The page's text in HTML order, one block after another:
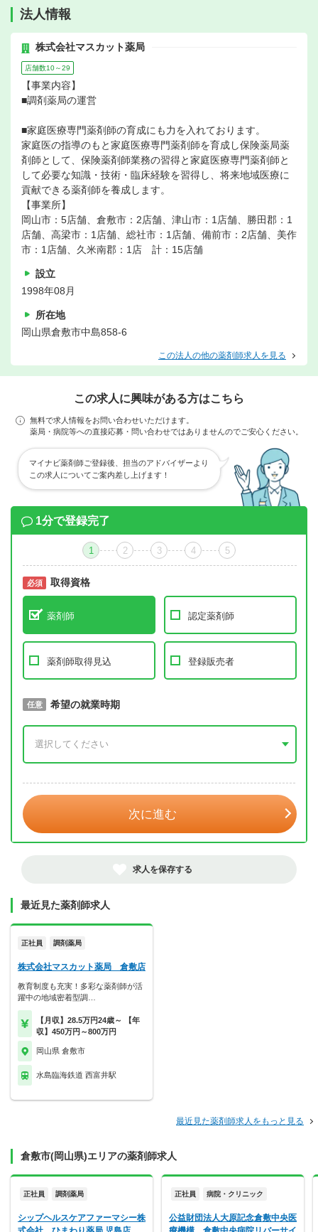
法人情報
株式会社マスカット薬局
店舗数10～29
【事業内容】
■調剤薬局の運営
■家庭医療専門薬剤師の育成にも力を入れております。
家庭医の指導のもと家庭医療専門薬剤師を育成し保険薬局薬
剤師として、保険薬剤師業務の習得と家庭医療専門薬剤師と
して必要な知識・技術・臨床経験を習得し、将来地域医療に
貢献できる薬剤師を養成します。
【事業所】
岡山市：5店舗、倉敷市：2店舗、津山市：1店舗、勝田郡：1
店舗、高梁市：1店舗、総社市：1店舗、備前市：2店舗、美作
市：1店舗、久米南郡：1店 計：15店舗
設立
1998年08月
所在地
岡山県倉敷市中島858-6
この法人の他の薬剤師求人を見る
この求人に興味がある方はこちら
無料で求人情報をお問い合わせいただけます。
薬局・病院等への直接応募・問い合わせではありませんのでご安心ください。
マイナビ薬剤師ご登録後、担当のアドバイザーより
この求人についてご案内差し上げます！
1分で登録完了
1 2 3 4 5
必須 取得資格
薬剤師 認定薬剤師
薬剤師取得見込 登録販売者
必須 取得予定年
任意 希望の就業時期
次に進む
求人を保存する
最近見た薬剤師求人
正社員 調剤薬局
株式会社マスカット薬局 倉敷店
教育制度も充実！多彩な薬剤師が活
躍中の地域密着型調…
【月収】28.5万円24歳～ 【年
収】450万円～800万円
岡山県 倉敷市
水島臨海鉄道 西富井駅
最近見た薬剤師求人をもっと見る
倉敷市(岡山県)エリアの薬剤師求人
正社員 調剤薬局
シップヘルスケアファーマシー株
正社員 病院・クリニック
公益財団法人大原記念倉敷中央医